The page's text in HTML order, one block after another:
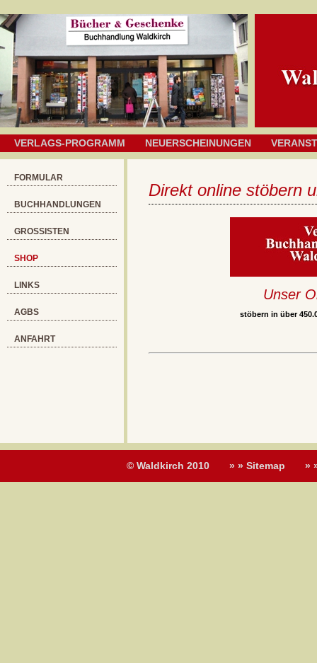
VERLAGS-PROGRAMM NEUERSCHEINUNGEN
FORMULAR
BUCHHANDLUNGEN
GROSSISTEN
SHOP
LINKS
AGBS
ANFAHRT
Direkt online stöbern
Unser
stöbern in über
© Waldkirch 2010 » » Sitemap »